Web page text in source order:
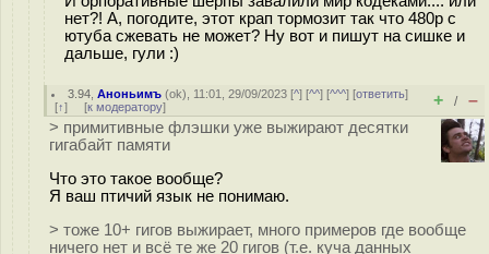
нет?! А, погодите, этот крап тормозит так что 480p с
ютуба сжевать не может? Ну вот и пишут на сишке и
дальше, гули :)
3.94 ,Аноньимъ (ok), 11:01, 29/09/2023 [^] [^^] [^^^] [ответить]
[↑] [к модератору] + / –
> примитивные флэшки уже выжирают десятки
гигабайт памяти
Что это такое вообще?
Я ваш птичий язык не понимаю.
> тоже 10+ гигов выжирает, много примеров где вообще
ничего нет и всё те же 20 гигов (т.е. куча данных